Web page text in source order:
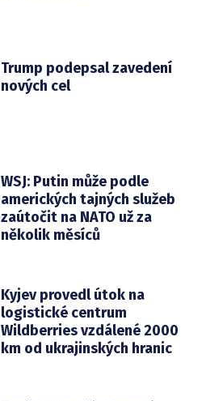
Trump podepsal zavedení
nových cel
WSJ: Putin může podle
amerických tajných služeb
zaútočit na NATO už za
několik měsíců
Kyjev provedl útok na
logistické centrum
Wildberries vzdálené 2000
km od ukrajinských hranic